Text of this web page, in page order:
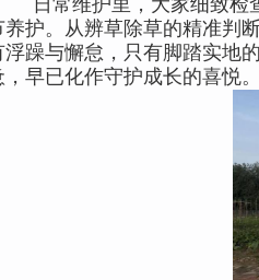
日常维护里，大家细致
养护。从辨草除草的精准判
浮躁与懈怠，只有脚踏实地
，早已化作守护成长的喜悦。